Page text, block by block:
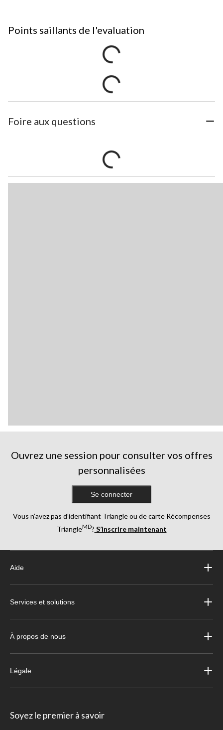
Points saillants de l'evaluation
Foire aux questions
Ouvrez une session pour consulter vos offres
personnalisées
Se connecter
Vous n’avez pas d’identifiant Triangle ou de carte Récompenses
TriangleMD? S’inscrire maintenant
Aide
Services et solutions
À propos de nous
Légale
Soyez le premier à savoir